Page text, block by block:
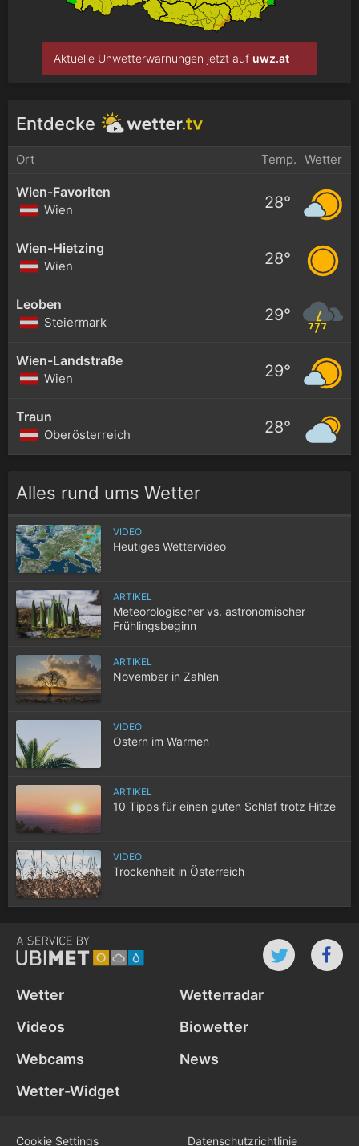
Aktuelle Unwetterwarnungen jetzt auf uwz.at
Entdecke
Ort Temp. Wetter
Wien-Favoriten
Wien 28°
Wien-Hietzing
Wien 28°
Leoben
Steiermark 29°
Wien-Landstraße
Wien 29°
Traun
Oberösterreich 28°
Alles rund ums Wetter
VIDEO
Heutiges Wettervideo
ARTIKEL
Meteorologischer vs. astronomischer
Frühlingsbeginn
ARTIKEL
November in Zahlen
VIDEO
Ostern im Warmen
ARTIKEL
10 Tipps für einen guten Schlaf trotz Hitze
VIDEO
Trockenheit in Österreich
Wetter
Wetterradar
Videos
Biowetter
Webcams
News
Wetter-Widget
Cookie Settings Datenschutz­richtlinie